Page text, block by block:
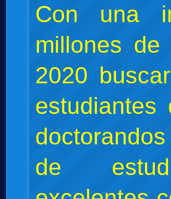
Con una
millones
2020
de